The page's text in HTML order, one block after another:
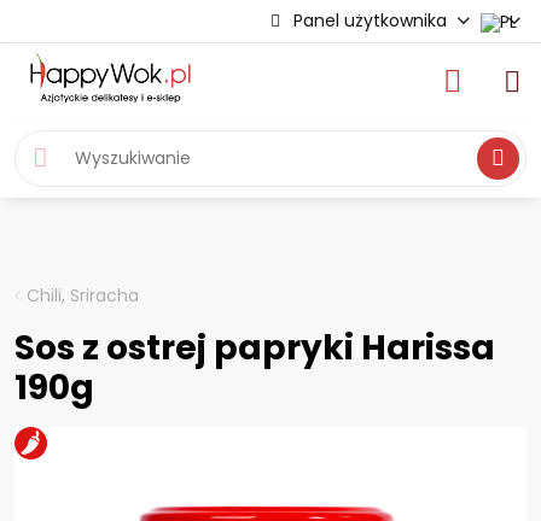
Panel użytkownika
Chili, Sriracha
Sos z ostrej papryki Harissa
190g